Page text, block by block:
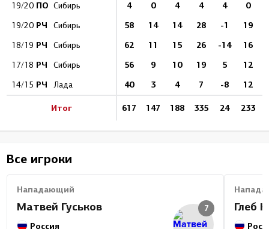
19/20 ПО Сибирь 4 0 4 4 4 0
19/20 РЧ Сибирь 58 14 14 28 -1 19
18/19 РЧ Сибирь 62 11 15 26 -14 16
17/18 РЧ Сибирь 56 9 10 19 5 12
14/15 РЧ Лада 40 3 4 7 -8 12
Итог 617 147 188 335 24 233
Все игроки
Нападающий
Матвей Гуськов
Россия
7 Глеб